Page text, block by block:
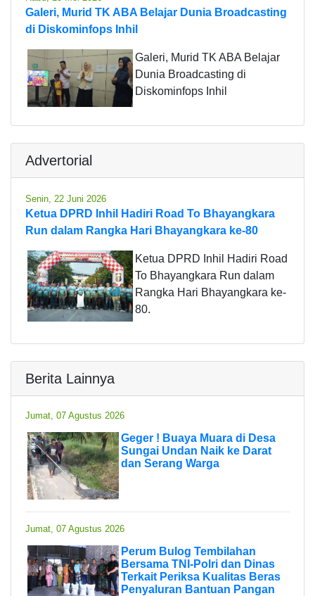
Galeri, Murid TK ABA Belajar Dunia Broadcasting
di Diskominfops Inhil
Galeri, Murid TK ABA Belajar
Dunia Broadcasting di
Diskominfops Inhil
Advertorial
Senin, 22 Juni 2026
Ketua DPRD Inhil Hadiri Road To Bhayangkara
Run dalam Rangka Hari Bhayangkara ke-80
Ketua DPRD Inhil Hadiri Road
To Bhayangkara Run dalam
Rangka Hari Bhayangkara ke-
80.
Berita Lainnya
Jumat, 07 Agustus 2026
Geger ! Buaya Muara di Desa
Sungai Undan Naik ke Darat
dan Serang Warga
Jumat, 07 Agustus 2026
Perum Bulog Tembilahan
Bersama TNI-Polri dan Dinas
Terkait Periksa Kualitas Beras
Penyaluran Bantuan Pangan